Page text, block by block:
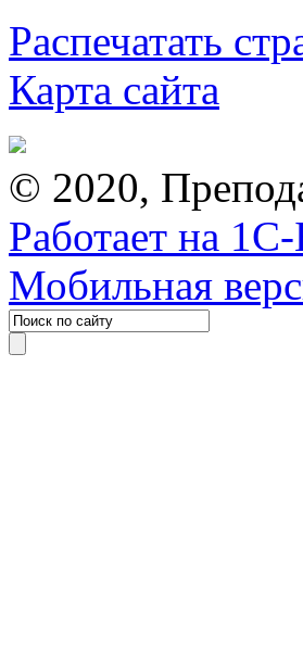
Распечатать
Карта сайта
© 2020,
Работает на
Мобильная